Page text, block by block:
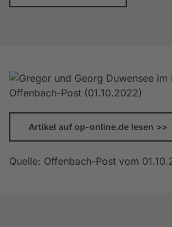
Artikel auf op-online.de lesen >>
Quelle: Offenbach-Post vom